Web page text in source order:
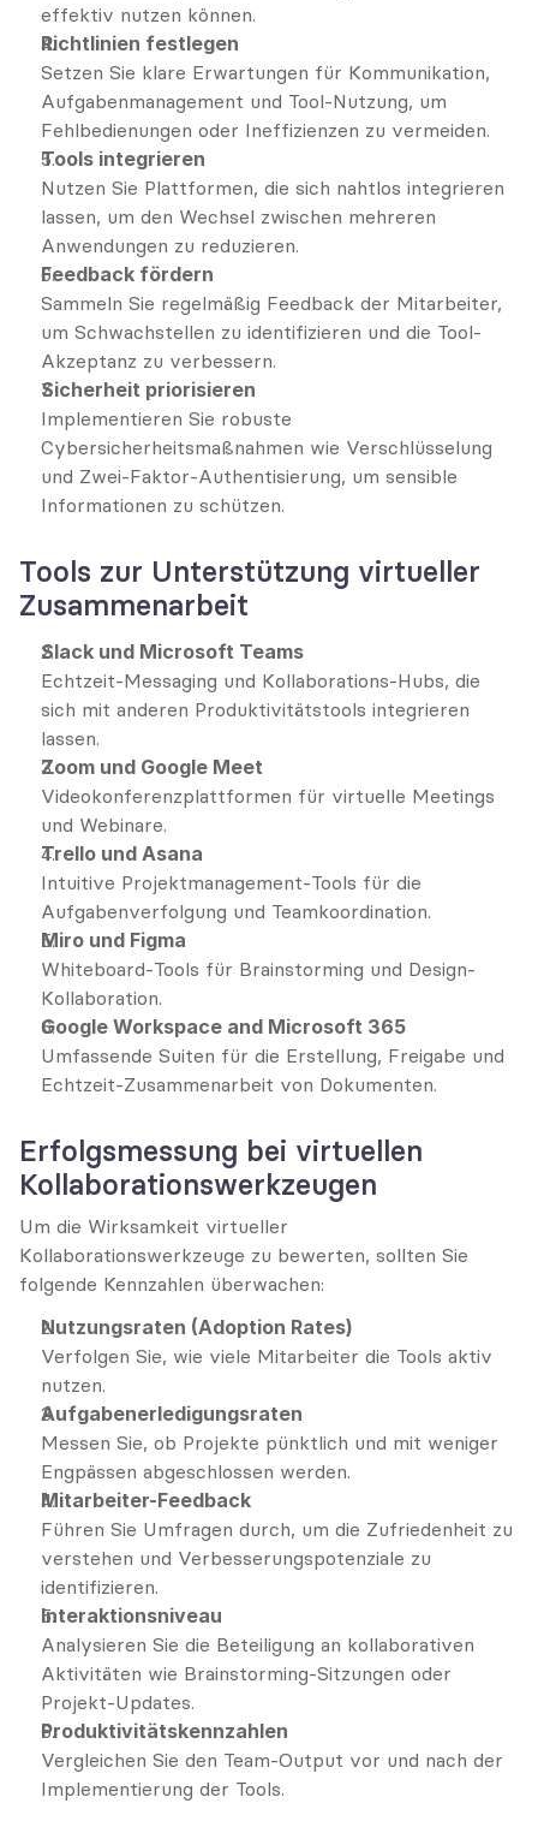
effektiv nutzen können.
Richtlinien festlegen
Setzen Sie klare Erwartungen für Kommunikation,
Aufgabenmanagement und Tool-Nutzung, um
Fehlbedienungen oder Ineffizienzen zu vermeiden.
Tools integrieren
Nutzen Sie Plattformen, die sich nahtlos integrieren
lassen, um den Wechsel zwischen mehreren
Anwendungen zu reduzieren.
Feedback fördern
Sammeln Sie regelmäßig Feedback der Mitarbeiter,
um Schwachstellen zu identifizieren und die Tool-
Akzeptanz zu verbessern.
Sicherheit priorisieren
Implementieren Sie robuste
Cybersicherheitsmaßnahmen wie Verschlüsselung
und Zwei-Faktor-Authentisierung, um sensible
Informationen zu schützen.
Tools zur Unterstützung virtueller
Zusammenarbeit
Slack und Microsoft Teams
Echtzeit-Messaging und Kollaborations-Hubs, die
sich mit anderen Produktivitätstools integrieren
lassen.
Zoom und Google Meet
Videokonferenzplattformen für virtuelle Meetings
und Webinare.
Trello und Asana
Intuitive Projektmanagement-Tools für die
Aufgabenverfolgung und Teamkoordination.
Miro und Figma
Whiteboard-Tools für Brainstorming und Design-
Kollaboration.
Google Workspace and Microsoft 365
Umfassende Suiten für die Erstellung, Freigabe und
Echtzeit-Zusammenarbeit von Dokumenten.
Erfolgsmessung bei virtuellen
Kollaborationswerkzeugen
Um die Wirksamkeit virtueller
Kollaborationswerkzeuge zu bewerten, sollten Sie
folgende Kennzahlen überwachen:
Nutzungsraten (Adoption Rates)
Verfolgen Sie, wie viele Mitarbeiter die Tools aktiv
nutzen.
Aufgabenerledigungsraten
Messen Sie, ob Projekte pünktlich und mit weniger
Engpässen abgeschlossen werden.
Mitarbeiter-Feedback
Führen Sie Umfragen durch, um die Zufriedenheit zu
verstehen und Verbesserungspotenziale zu
identifizieren.
Interaktionsniveau
Analysieren Sie die Beteiligung an kollaborativen
Aktivitäten wie Brainstorming-Sitzungen oder
Projekt-Updates.
Produktivitätskennzahlen
Vergleichen Sie den Team-Output vor und nach der
Implementierung der Tools.